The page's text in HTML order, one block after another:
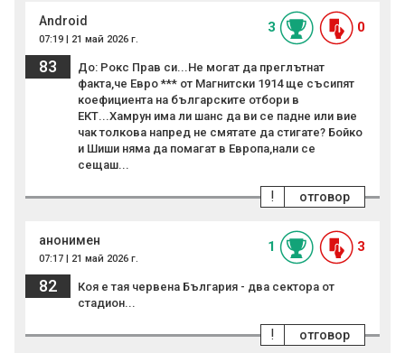
Android
07:19 | 21 май 2026 г.
3 0
83
До: Рокс Прав си...Не могат да преглътнат
факта,че Евро *** от Магнитски 1914 ще съсипят
коефициента на българските отбори в
ЕКТ...Хамрун има ли шанс да ви се падне или вие
чак толкова напред не смятате да стигате? Бойко
и Шиши няма да помагат в Европа,нали се
сещаш...
отговор
!
анонимен
07:17 | 21 май 2026 г.
1 3
82
Коя е тая червена България - два сектора от
стадион...
отговор
!